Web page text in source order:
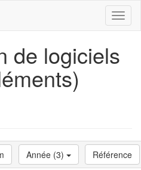
de logiciels
Année (3)
Référence